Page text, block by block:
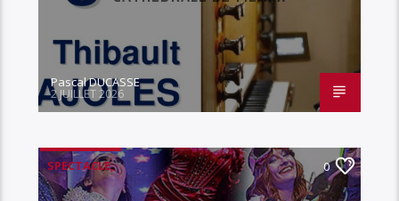
Pascal DUCASSE
2 JUILLET 2026
SPECTACLE, 0